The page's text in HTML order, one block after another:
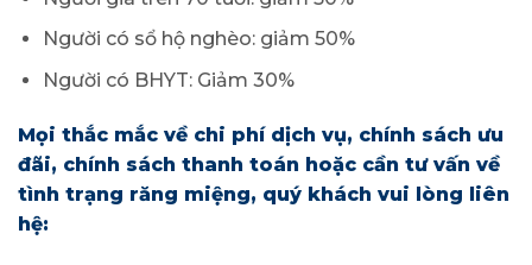
Người có sổ hộ nghèo: giảm 50%
Người có BHYT: Giảm 30%
Mọi thắc mắc về chi phí dịch vụ, chính sách ưu
đãi, chính sách thanh toán hoặc cần tư vấn về
tình trạng răng miệng, quý khách vui lòng liên
hệ: